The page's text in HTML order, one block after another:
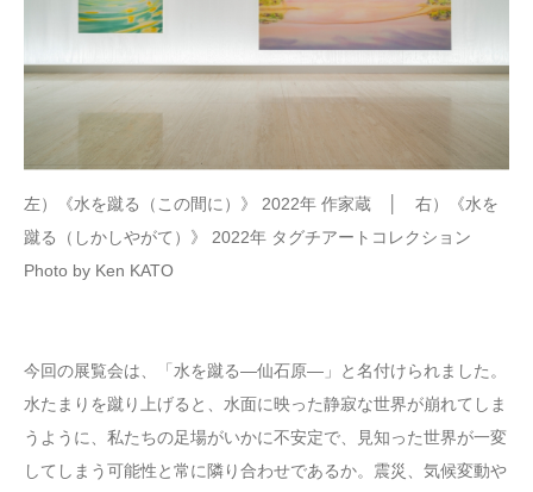
左）《水を蹴る（この間に）》 2022年 作家蔵 │ 右）《水を
蹴る（しかしやがて）》 2022年 タグチアートコレクション
Photo by Ken KATO
今回の展覧会は、「水を蹴る―仙石原―」と名付けられました。
水たまりを蹴り上げると、水面に映った静寂な世界が崩れてしま
うように、私たちの足場がいかに不安定で、見知った世界が一変
してしまう可能性と常に隣り合わせであるか。震災、気候変動や